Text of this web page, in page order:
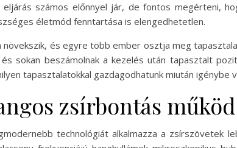
eljárás számos előnnyel jár, de fontos megérteni,
életmód fenntartása is elengedhetetlen.
és egyre több ember osztja meg
sokan beszámolnak a kezelés után tapasztalt
tapasztalatokkal gazdagodhatunk miután igénybe
zsírbontás
technológiát alkalmazza a zsírszövetek